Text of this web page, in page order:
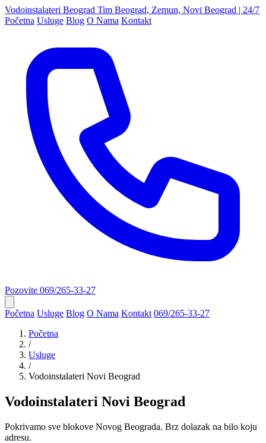
Vodoinstalateri Beograd Tim Beograd, Zemun, Novi Beograd | 24/7
Početna Usluge Blog O Nama Kontakt
Pozovite 069/265-33-27
Početna Usluge Blog O Nama Kontakt 069/265-33-27
Početna
/
Usluge
/
Vodoinstalateri Novi Beograd
Vodoinstalateri Novi Beograd
Pokrivamo sve blokove Novog Beograda. Brz dolazak na bilo koju
adresu.